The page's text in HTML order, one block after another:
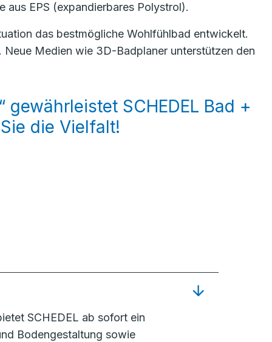
aus EPS (expandierbares Polystrol).
das bestmögliche Wohlfühlbad entwickelt.
Medien wie 3D-Badplaner unterstützen den
SCHEDEL Bad +
die Vielfalt!
SCHEDEL ab sofort ein
Bodengestaltung sowie